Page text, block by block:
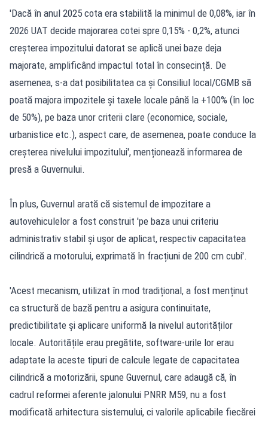
'Dacă în anul 2025 cota era stabilită la minimul de 0,08%, iar în
2026 UAT decide majorarea cotei spre 0,15% - 0,2%, atunci
creșterea impozitului datorat se aplică unei baze deja
majorate, amplificând impactul total în consecință. De
asemenea, s-a dat posibilitatea ca și Consiliul local/CGMB să
poată majora impozitele și taxele locale până la +100% (în loc
de 50%), pe baza unor criterii clare (economice, sociale,
urbanistice etc.), aspect care, de asemenea, poate conduce la
creșterea nivelului impozitului', menționează informarea de
presă a Guvernului.
În plus, Guvernul arată că sistemul de impozitare a
autovehiculelor a fost construit 'pe baza unui criteriu
administrativ stabil și ușor de aplicat, respectiv capacitatea
cilindrică a motorului, exprimată în fracțiuni de 200 cm cubi'.
'Acest mecanism, utilizat în mod tradițional, a fost menținut
ca structură de bază pentru a asigura continuitate,
predictibilitate și aplicare uniformă la nivelul autorităților
locale. Autoritățile erau pregătite, software-urile lor erau
adaptate la aceste tipuri de calcule legate de capacitatea
cilindrică a motorizării, spune Guvernul, care adaugă că, în
cadrul reformei aferente jalonului PNRR M59, nu a fost
modificată arhitectura sistemului, ci valorile aplicabile fiecărei